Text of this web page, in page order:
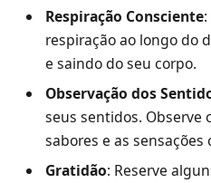
Respiração Consciente
respiração ao longo do
e saindo do seu corpo.
Observação dos
seus sentidos. Observe
sabores e as sensações
Gratidão: Reserve